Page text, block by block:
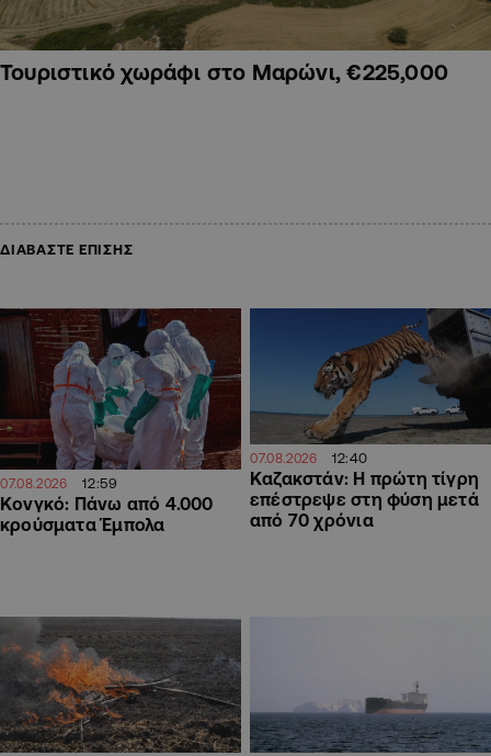
Τουριστικό χωράφι στο Μαρώνι, €225,000
ΔΙΑΒΑΣΤΕ ΕΠΙΣΗΣ
07.08.2026 12:59
Κονγκό: Πάνω από 4.000
κρούσματα Έμπολα
07.08.2026 12:40
Καζακστάν: Η πρώτη τίγρη
επέστρεψε στη φύση μετά
από 70 χρόνια